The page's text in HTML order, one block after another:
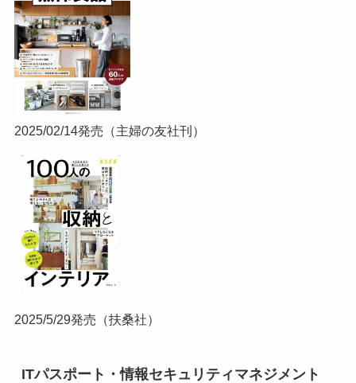
2025/02/14発売（主婦の友社刊）
2025/5/29発売（扶桑社）
ITパスポート・情報セキュリティマネジメント